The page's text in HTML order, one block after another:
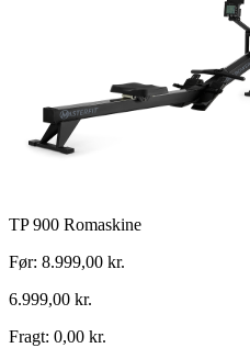
TP 900 Romaskine
Før: 8.999,00 kr.
6.999,00 kr.
Fragt: 0,00 kr.